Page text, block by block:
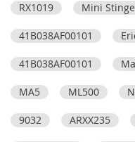
RX1019 Mini
41B038AF00101
41B038AF00101
MA5 ML500
9032 ARXX235